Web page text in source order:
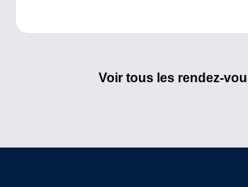
Voir tous les rendez-